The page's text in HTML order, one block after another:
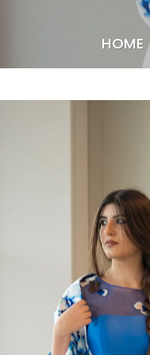
HOME